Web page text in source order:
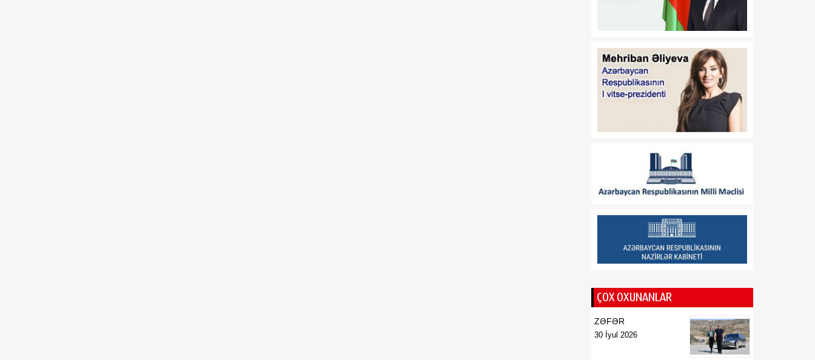
Ukraynalı ekspert:
Azərbaycan xarici
prioritetinin yalnız milli
maraqların qorunması
olduğunu nümayiş etdirir
16:34
07 Avqust
“Vətən” jurnalı: Özbəkistan
və Azərbaycan: Müttəfiqlik
16:30
07 Avqust
Kənd Təsərrüfatı
Nazirliyinin vəzifəli şəxsləri
Qax və Balakən
vətəndaşlarla görüşüb
Azərbaycanın bank
sektoru “Moody’s”dən
16:28
Azərbaycan və
Cənubi Qafqaz üçün yeni
inkişaf mərhələsinin
ÇOX OXUNANLAR
ZƏFƏR
30 İyul 2026